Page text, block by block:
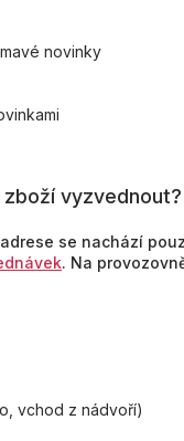
novinky
vyzvednout?
se nachází
. Na
vchod z nádvoří)